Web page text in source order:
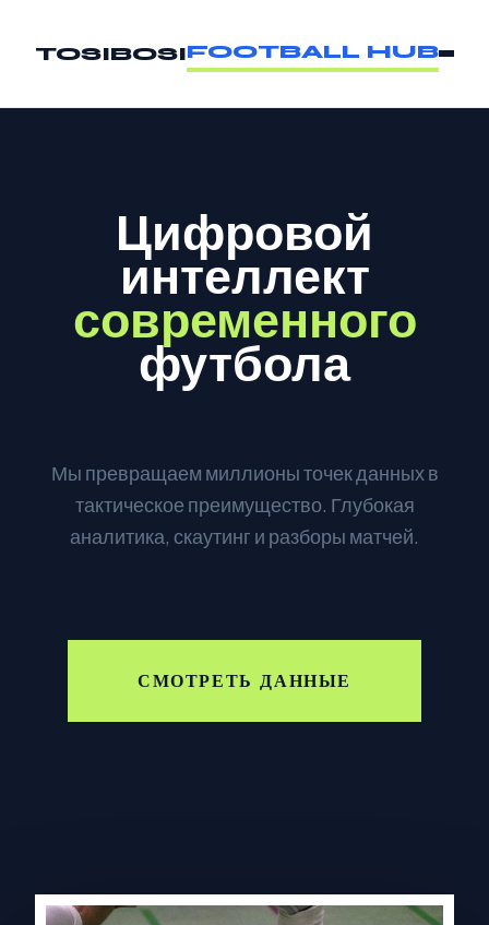
TOSIBOSIFOOTBALL HUB
Цифровой
интеллект
современного
футбола
Мы превращаем миллионы точек данных в
тактическое преимущество. Глубокая
аналитика, скаутинг и разборы матчей.
СМОТРЕТЬ ДАННЫЕ